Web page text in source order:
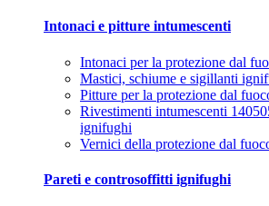
Intonaci e pitture intumescenti
Intonaci per la protezione dal
Mastici, schiume e sigillanti
Pitture per la protezione dal
Rivestimenti intumescenti
ignifughi
Vernici della protezione dal
Pareti e controsoffitti ignifughi